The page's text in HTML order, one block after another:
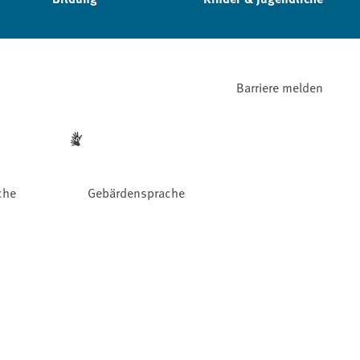
Gebärdensprache
Barriere melden